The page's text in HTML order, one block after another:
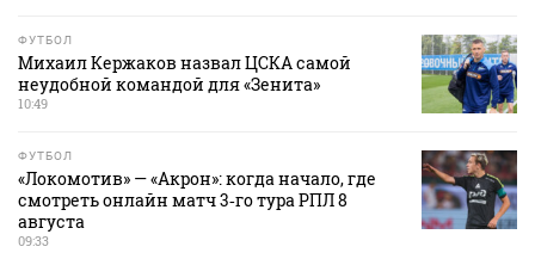
ФУТБОЛ
Михаил Кержаков назвал ЦСКА самой
неудобной командой для «Зенита»
10:49
ФУТБОЛ
«Локомотив» — «Акрон»: когда начало, где
смотреть онлайн матч 3‑го тура РПЛ 8
августа
09:33